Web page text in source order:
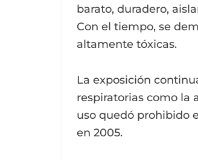
barato, duradero,
Con el tiempo, se
altamente tóxicas.
La exposición
respiratorias como la
uso quedó prohibido
en 2005.